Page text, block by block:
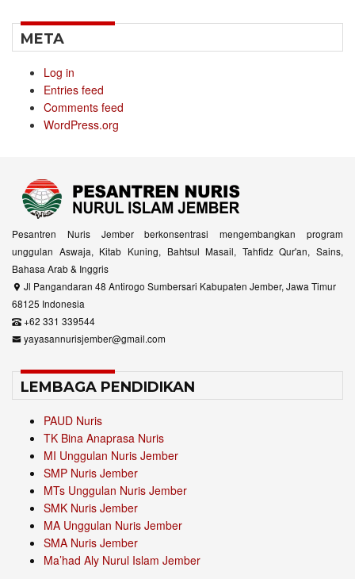
META
Log in
Entries feed
Comments feed
WordPress.org
Pesantren Nuris Jember berkonsentrasi mengembangkan program
unggulan Aswaja, Kitab Kuning, Bahtsul Masail, Tahfidz Qur'an, Sains,
Bahasa Arab & Inggris
Jl Pangandaran 48 Antirogo Sumbersari Kabupaten Jember, Jawa Timur
68125 Indonesia
+62 331 339544
yayasannurisjember@gmail.com
LEMBAGA PENDIDIKAN
PAUD Nuris
TK Bina Anaprasa Nuris
MI Unggulan Nuris Jember
SMP Nuris Jember
MTs Unggulan Nuris Jember
SMK Nuris Jember
MA Unggulan Nuris Jember
SMA Nuris Jember
Ma’had Aly Nurul Islam Jember